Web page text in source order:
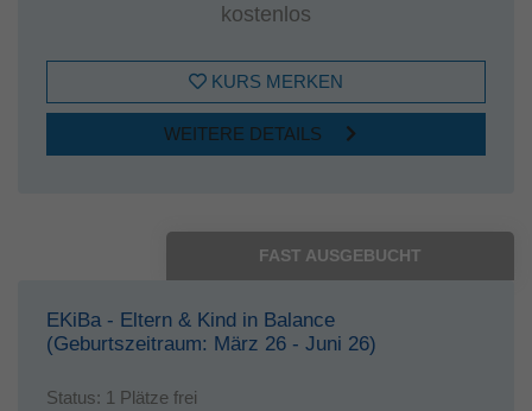
kostenlos
KURS MERKEN
WEITERE DETAILS
FAST AUSGEBUCHT
EKiBa - Eltern & Kind in Balance
(Geburtszeitraum: März 26 - Juni 26)
Status: 1 Plätze frei